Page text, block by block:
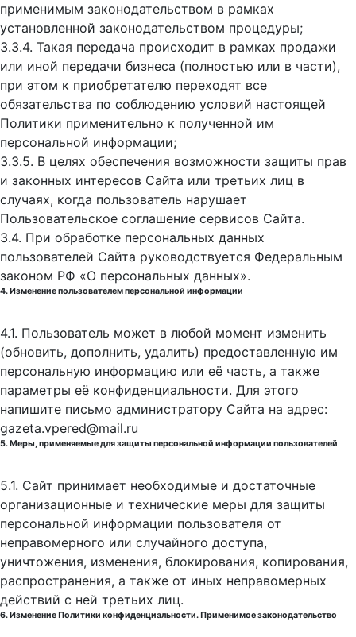
применимым законодательством в рамках
установленной законодательством процедуры;
3.3.4. Такая передача происходит в рамках продажи
или иной передачи бизнеса (полностью или в части),
при этом к приобретателю переходят все
обязательства по соблюдению условий настоящей
Политики применительно к полученной им
персональной информации;
3.3.5. В целях обеспечения возможности защиты прав
и законных интересов Сайта или третьих лиц в
случаях, когда пользователь нарушает
Пользовательское соглашение сервисов Сайта.
3.4. При обработке персональных данных
пользователей Сайта руководствуется Федеральным
законом РФ «О персональных данных».
4. Изменение пользователем персональной информации
4.1. Пользователь может в любой момент изменить
(обновить, дополнить, удалить) предоставленную им
персональную информацию или её часть, а также
параметры её конфиденциальности. Для этого
напишите письмо администратору Сайта на адрес:
gazeta.vpered@mail.ru
5. Меры, применяемые для защиты персональной информации пользователей
5.1. Сайт принимает необходимые и достаточные
организационные и технические меры для защиты
персональной информации пользователя от
неправомерного или случайного доступа,
уничтожения, изменения, блокирования, копирования,
распространения, а также от иных неправомерных
действий с ней третьих лиц.
6. Изменение Политики конфиденциальности. Применимое законодательство